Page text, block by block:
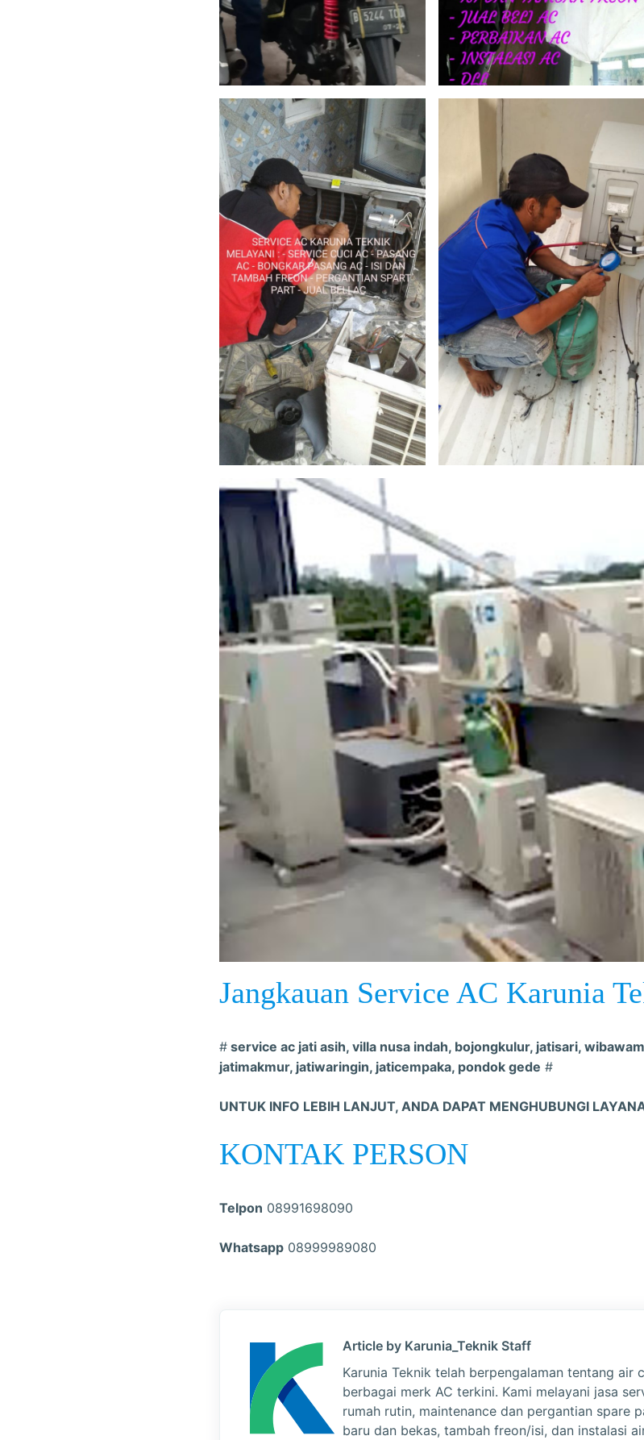
Jangkauan Service AC Karunia
# service ac jati asih, villa nusa indah, bojongkulur, jatisari,
jatimakmur, jatiwaringin, jaticempaka, pondok gede #
UNTUK INFO LEBIH LANJUT, ANDA DAPAT MENGHUBUNGI
KONTAK PERSON
Telpon 08991698090
Whatsapp 08999989080
Article by Karunia_Teknik Staff
Karunia Teknik telah berpengalaman tentang air
berbagai merk AC terkini. Kami melayani jasa
rumah rutin, maintenance dan pergantian spare
baru dan bekas, tambah freon/isi, dan instalasi